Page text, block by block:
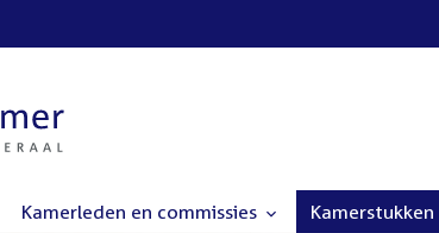
Kamerleden en commissies Kamerstukken